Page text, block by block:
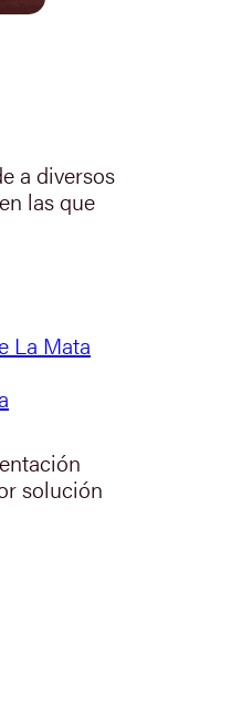
a diversos
las que
La Mata
solución